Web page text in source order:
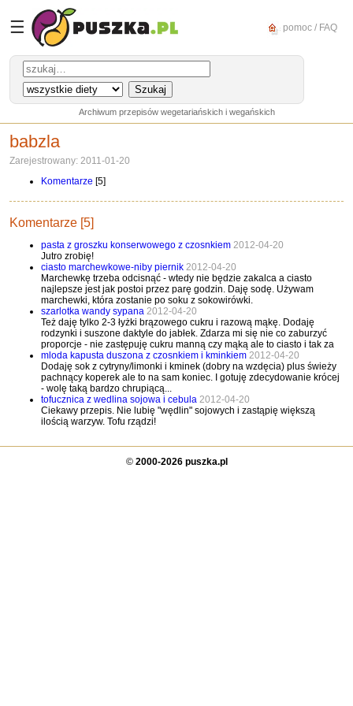
☰ pomoc / FAQ
Archiwum przepisów wegetariańskich i wegańskich
babzla
Zarejestrowany: 2011-01-20
Komentarze [5]
Komentarze [5]
pasta z groszku konserwowego z czosnkiem 2012-04-20
Jutro zrobię!
ciasto marchewkowe-niby piernik 2012-04-20
Marchewkę trzeba odcisnąć - wtedy nie będzie zakalca a ciasto
najlepsze jest jak postoi przez parę godzin. Daję sodę. Używam
marchewki, która zostanie po soku z sokowirówki.
szarlotka wandy sypana 2012-04-20
Też daję tylko 2-3 łyżki brązowego cukru i razową mąkę. Dodaję
rodzynki i suszone daktyle do jabłek. Zdarza mi się nie co zaburzyć
proporcje - nie zastępuję cukru manną czy mąką ale to ciasto i tak za
mloda kapusta duszona z czosnkiem i kminkiem 2012-04-20
Dodaję sok z cytryny/limonki i kminek (dobry na wzdęcia) plus świeży
pachnący koperek ale to na sam koniec. I gotuję zdecydowanie krócej
- wolę taką bardzo chrupiącą...
tofucznica z wedlina sojowa i cebula 2012-04-20
Ciekawy przepis. Nie lubię "wędlin" sojowych i zastąpię większą
ilością warzyw. Tofu rządzi!
© 2000-2026 puszka.pl